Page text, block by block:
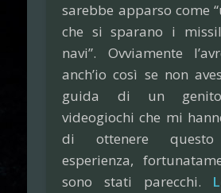
sarebbe apparso come
che si sparano i
navi”. Ovviamente
anch’io così se non
guida di un
videogiochi che mi
di ottenere
esperienza,
sono stati parecchi.